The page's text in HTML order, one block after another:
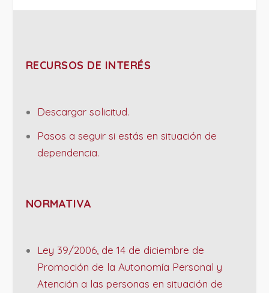
RECURSOS DE INTERÉS
Descargar solicitud.
Pasos a seguir si estás en situación de
dependencia.
NORMATIVA
Ley 39/2006, de 14 de diciembre de
Promoción de la Autonomía Personal y
Atención a las personas en situación de